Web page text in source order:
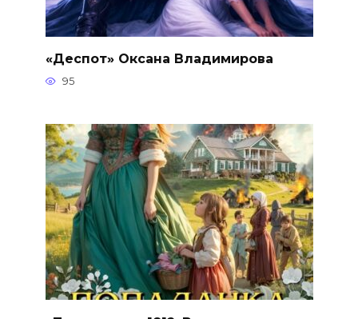
«Деспот» Оксана Владимирова
95